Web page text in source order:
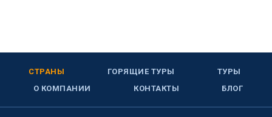
СТРАНЫ ГОРЯЩИЕ ТУРЫ
ТУРЫ
О КОМПАНИИ
КОНТАКТЫ БЛОГ